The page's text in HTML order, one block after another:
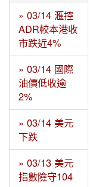
» 03/14 滙控
ADR較本港收
市跌近4%
» 03/14 國際
油價低收逾
2%
» 03/14 美元
下跌
» 03/13 美元
指數險守104